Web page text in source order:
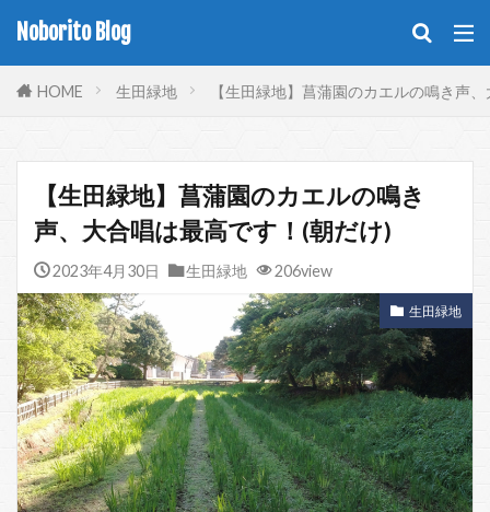
Noborito Blog
HOME 生田緑地 【生田緑地】菖蒲園のカエルの鳴き声
【生田緑地】菖蒲園のカエルの鳴き
声、大合唱は最高です！(朝だけ)
2023年4月30日 生田緑地 206view
生田緑地